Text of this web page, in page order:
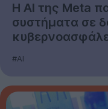
Η AI της Meta
συστήματα σε
#AI